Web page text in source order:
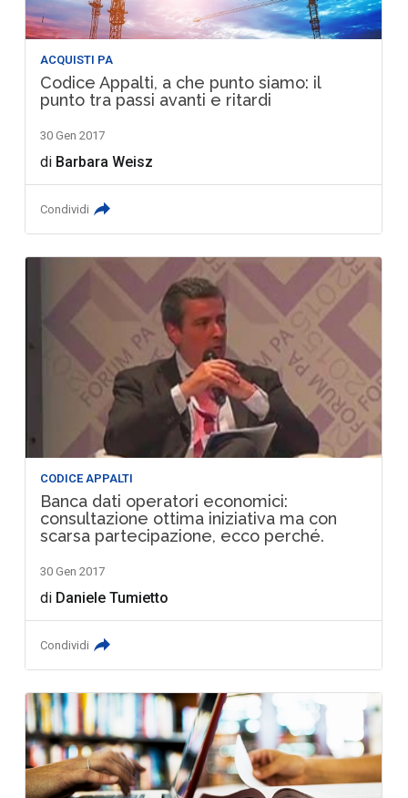
ACQUISTI PA
Codice Appalti, a che punto siamo: il
punto tra passi avanti e ritardi
30 Gen 2017
di Barbara Weisz
Condividi
CODICE APPALTI
Banca dati operatori economici:
consultazione ottima iniziativa ma con
scarsa partecipazione, ecco perché.
30 Gen 2017
di Daniele Tumietto
Condividi